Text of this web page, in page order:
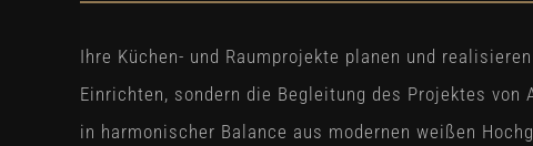
Ihre Küchen- und Raumprojekte planen und
Einrichten, sondern die Begleitung des Projektes
in harmonischer Balance aus modernen weißen